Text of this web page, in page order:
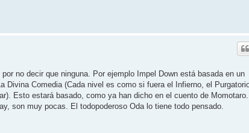
no decir que ninguna. Por ejemplo Impel Down está basada en un
Divina Comedia (Cada nivel es como si fuera el Infierno, el
Esto estará basado, como ya han dicho en el cuento de Momotaro.
son muy pocas. El todopoderoso Oda lo tiene todo pensado.